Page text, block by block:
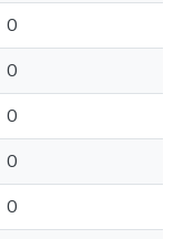
0
0
0
0
0